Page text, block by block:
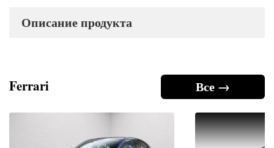
Описание продукта
Все →
Ferrari